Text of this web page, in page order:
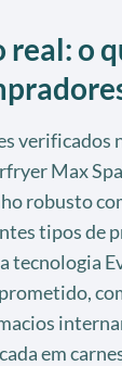
real: o
verificados
Max
robusto
tipos de
tecnologia
em